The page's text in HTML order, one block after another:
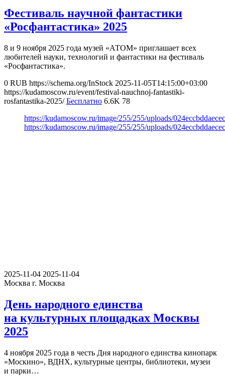
Фестиваль научной фантастики
«Росфантастика» 2025
8 и 9 ноября 2025 года музей «АТОМ» приглашает всех
любителей науки, технологий и фантастики на фестиваль
«Росфантастика».
0 RUB https://schema.org/InStock 2025-11-05T14:15:00+03:00
https://kudamoscow.ru/event/festival-nauchnoj-fantastiki-
rosfantastika-2025/ Бесплатно 6.6K 78
https://kudamoscow.ru/image/255/255/uploads/
https://kudamoscow.ru/image/255/255/uploads/
2025-11-04 2025-11-04
Москва г. Москва
День народного единства
на культурных площадках Москвы
2025
4 ноября 2025 года в честь Дня народного единства кинопарк
«Москино», ВДНХ, культурные центры, библиотеки, музеи
и парки…